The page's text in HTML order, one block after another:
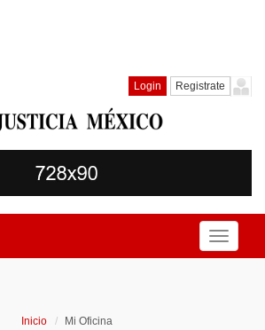
Login Registrate
Toggle
Inicio Mi Oficina